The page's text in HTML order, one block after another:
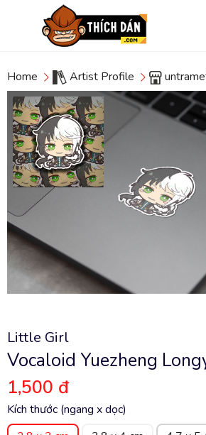
Home Artist Profile
Little Girl
Vocaloid Yuezheng
1,500 đ
Kích thước (ngang x dọc)